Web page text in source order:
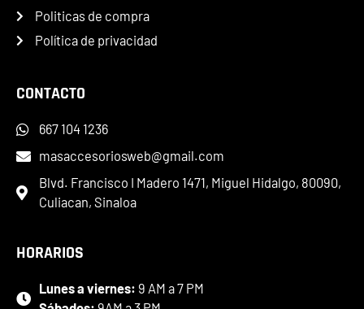
Politicas de compra
Política de privacidad
CONTACTO
667 104 1236
masaccesoriosweb@gmail.com
Blvd. Francisco I Madero 1471, Miguel Hidalgo, 80090,
Culiacan, Sinaloa
HORARIOS
Lunes a viernes: 9 AM a 7 PM